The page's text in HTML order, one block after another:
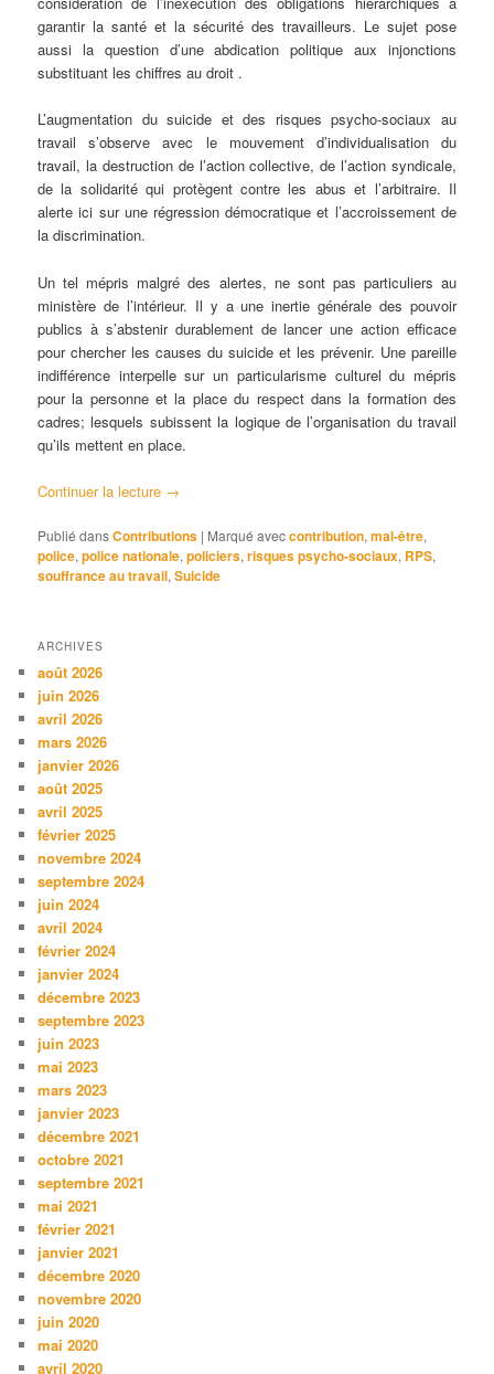
garantir la santé et la sécurité des travailleurs. Le sujet pose
aussi la question d’une abdication politique aux injonctions
substituant les chiffres au droit .
L’augmentation du suicide et des risques psycho-sociaux au
travail s’observe avec le mouvement d’individualisation du
travail, la destruction de l’action collective, de l’action syndicale,
de la solidarité qui protègent contre les abus et l’arbitraire. Il
alerte ici sur une régression démocratique et l’accroissement de
la discrimination.
Un tel mépris malgré des alertes, ne sont pas particuliers au
ministère de l’intérieur. Il y a une inertie générale des pouvoir
publics à s’abstenir durablement de lancer une action efficace
pour chercher les causes du suicide et les prévenir. Une pareille
indifférence interpelle sur un particularisme culturel du mépris
pour la personne et la place du respect dans la formation des
cadres; lesquels subissent la logique de l’organisation du travail
qu’ils mettent en place.
Continuer la lecture →
Publié dansContributions | Marqué aveccontribution,mal-être,
police,police nationale,policiers,risques psycho-sociaux, RPS,
souffrance au travail,Suicide
ARCHIVES
août 2026
juin 2026
avril 2026
mars 2026
janvier 2026
août 2025
avril 2025
février 2025
novembre 2024
septembre 2024
juin 2024
avril 2024
février 2024
janvier 2024
décembre 2023
septembre 2023
juin 2023
mai 2023
mars 2023
janvier 2023
décembre 2021
octobre 2021
septembre 2021
mai 2021
février 2021
janvier 2021
décembre 2020
novembre 2020
juin 2020
mai 2020
avril 2020